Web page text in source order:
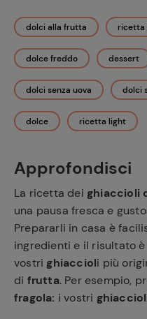
dolci alla frutta ricetta
dolce freddo dessert
dolci senza uova dolci
dolce ricetta light
Approfondisci
La ricetta dei ghiaccioli
una pausa fresca e
Prepararli in casa è
ingredienti e il risultato
vostri ghiaccioli più
di frutta. Per esempio,
fragola: i vostri